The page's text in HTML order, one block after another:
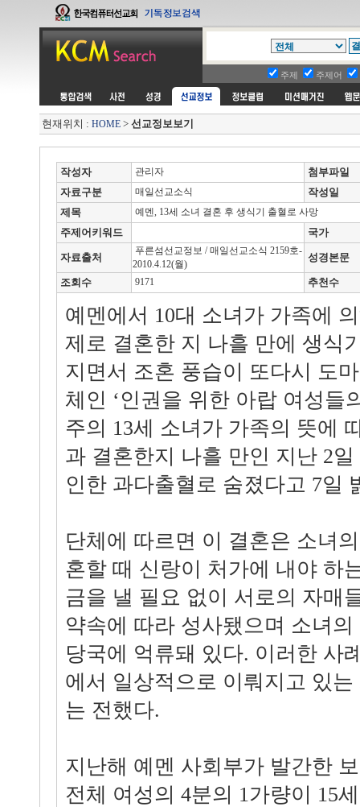
주제 주제어
현재위치 : HOME > 선교정보보기
작성자 관리자
첨부파일
자료구분
매일선교소식
작성일
제목
예멘, 13세 소녀 결혼 후 생식기 출혈로 사망
주제어키워드 국가
자료출처
푸른섬선교정보 / 매일선교소식 2159호-
2010.4.12(월)
성경본문
조회수 9171 추천수
예멘에서 10대 소녀가 가족에
제로 결혼한 지 나흘 만에 생식
지면서 조혼 풍습이 또다시 도
체인 ‘인권을 위한 아랍 여성들
주의 13세 소녀가 가족의 뜻에
과 결혼한지 나흘 만인 지난 2
인한 과다출혈로 숨졌다고 7일
단체에 따르면 이 결혼은 소녀
혼할 때 신랑이 처가에 내야 하
금을 낼 필요 없이 서로의 자매
약속에 따라 성사됐으며 소녀
당국에 억류돼 있다. 이러한 사
에서 일상적으로 이뤄지고 있
는 전했다.
지난해 예멘 사회부가 발간한
전체 여성의 4분의 1가량이 15